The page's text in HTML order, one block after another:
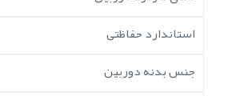
استاندارد حفاظتی
جنس بدنه دوربین